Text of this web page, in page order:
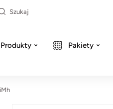
Szukaj
Produkty Pakiety